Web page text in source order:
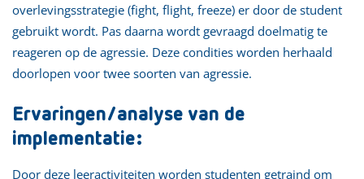
overlevingsstrategie (fight, flight, freeze) er door de student
gebruikt wordt. Pas daarna wordt gevraagd doelmatig te
reageren op de agressie. Deze condities worden herhaald
doorlopen voor twee soorten van agressie.
Ervaringen/analyse van de
implementatie:
Door deze leeractiviteiten worden studenten getraind om